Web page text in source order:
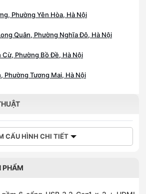
Phường Yên Hòa, Hà Nội
Quân, Phường Nghĩa Đô, Hà Nội
Cừ, Phường Bồ Đề, Hà Nội
Phường Tương Mai, Hà Nội
CẤU HÌNH CHI TIẾT
PHẨM